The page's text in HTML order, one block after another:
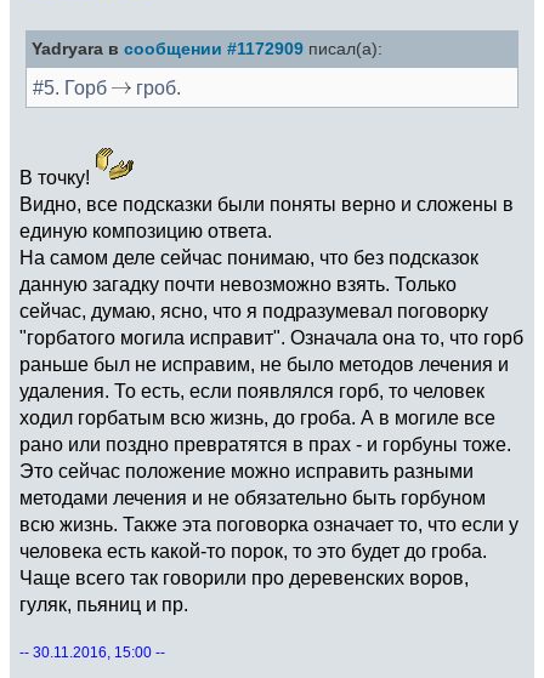
Yadryara в сообщении #1172909 писал(а):
#5. Горб гроб.
В точку!
Видно, все подсказки были поняты верно и сложены в
единую композицию ответа.
На самом деле сейчас понимаю, что без подсказок
данную загадку почти невозможно взять. Только
сейчас, думаю, ясно, что я подразумевал поговорку
"горбатого могила исправит". Означала она то, что горб
раньше был не исправим, не было методов лечения и
удаления. То есть, если появлялся горб, то человек
ходил горбатым всю жизнь, до гроба. А в могиле все
рано или поздно превратятся в прах - и горбуны тоже.
Это сейчас положение можно исправить разными
методами лечения и не обязательно быть горбуном
всю жизнь. Также эта поговорка означает то, что если у
человека есть какой-то порок, то это будет до гроба.
Чаще всего так говорили про деревенских воров,
гуляк, пьяниц и пр.
-- 30.11.2016, 15:00 --